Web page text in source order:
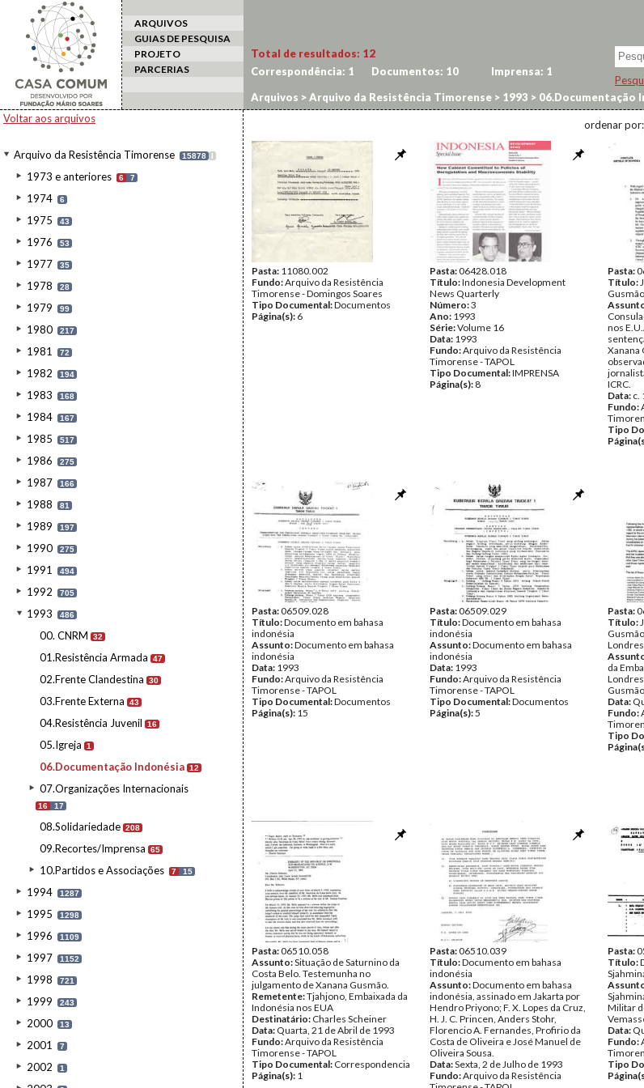
ARQUIVOS
GUIAS DE PESQUISA
PROJETO
PARCERIAS
Voltar aos arquivos
Arquivo da Resistência Timorense 15878 I
1973 e anteriores 6 7
1974 6
1975 43
1976 53
1977 35
1978 28
1979 99
1980 217
1981 72
1982 194
1983 168
1984 167
1985 517
1986 275
1987 166
1988 81
1989 197
1990 275
1991 494
1992 705
1993 486
00. CNRM 32
01.Resistência Armada 47
02.Frente Clandestina 30
03.Frente Externa 43
04.Resistência Juvenil 16
05.Igreja 1
06.Documentação Indonésia 12
07.Organizações Internacionais
16 17
08.Solidariedade 208
09.Recortes/Imprensa 65
10.Partidos e Associações 7 15
1994 1287
1995 1298
1996 1109
1997 1152
1998 721
1999 243
2000 13
2001 7
2002 1
Total de resultados: 12
Correspondência: 1 Documentos: 10 Imprensa: 1
Arquivos >Arquivo da Resistência Timorense > 1993 > 06.Documentação
ordenar por:
Pasta: 11080.002
Fundo:Arquivo da Resistência
Timorense - Domingos Soares
Tipo Documental:Documentos
Página(s): 6
Pasta:06428.018
Título:Indonesia Development
News Quarterly
Número:3
Ano: 1993
Série:Volume 16
Data: 1993
Fundo:Arquivo da Resistência
Timorense - TAPOL
Tipo Documental:IMPRENSA
Página(s): 8
Pasta:
Título:
nos
Xanana
ICRC.
Data: c.
Fundo:
Tipo
Pasta:06509.028
Título:Documento em bahasa
indonésia
Assunto:Documento em bahasa
indonésia
Data: 1993
Fundo:Arquivo da Resistência
Timorense - TAPOL
Tipo Documental:Documentos
Página(s): 15
Pasta:06509.029
Título:Documento em bahasa
indonésia
Assunto:Documento em bahasa
indonésia
Data: 1993
Fundo:Arquivo da Resistência
Timorense - TAPOL
Tipo Documental:Documentos
Página(s):5
Pasta:
Título:
da
Data:
Fundo:
Tipo
Pasta:06510.058
Assunto:Situação de Saturnino da
Costa Belo. Testemunha no
julgamento de Xanana Gusmão.
Remetente:Tjahjono, Embaixada da
Indonésia nos EUA
Destinatário: Charles Scheiner
Data: Quarta, 21 de Abril de 1993
Fundo:Arquivo da Resistência
Timorense - TAPOL
Tipo Documental: Correspondencia
Página(s): 1
Pasta:06510.039
Título:Documento em bahasa
indonésia
Assunto:Documento em bahasa
indonésia, assinado em Jakarta por
Hendro Priyono; F. X. Lopes da Cruz,
H. J. C. Princen, Anders Stohr,
Florencio A. Fernandes, Profirio da
Costa de Oliveira e José Manuel de
Oliveira Sousa.
Data:Sexta, 2 de Julho de 1993
Fundo:Arquivo da Resistência
Pasta:
Título:
Militar
Data:
Fundo:
Tipo